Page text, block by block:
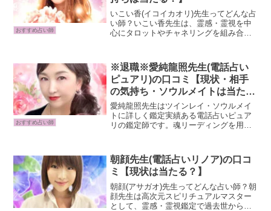
おすすめ占い師
いこい香(イコイカオリ)先生ってどんな占
い師？いこい香先生は、霊感・霊視を中
心にタロットやチャネリングを組み合わ
持ちや状況を丁寧に読み取りながら、相
談者様にとって最も良...
おすすめ占い師
※退職※愛純龍照先生(電話占い
ピュアリ)の口コミ【現状・相手
の気持ち・ソウルメイトは当た
る？】
愛純龍照先生はツインレイ・ソウルメイ
トに詳しく鑑定実績ある電話占いピュア
リの鑑定師です。魂リーディングを用い
が得意とするのは恋愛成就です。「ご縁
を結ぶために必要なことは...
朝顔先生(電話占いリノア)の口コ
ミ【現状は当たる？】
朝顔(アサガオ)先生ってどんな占い師？朝
顔先生は高次元スピリチュアルマスター
として、霊感・霊視鑑定で過去世から問